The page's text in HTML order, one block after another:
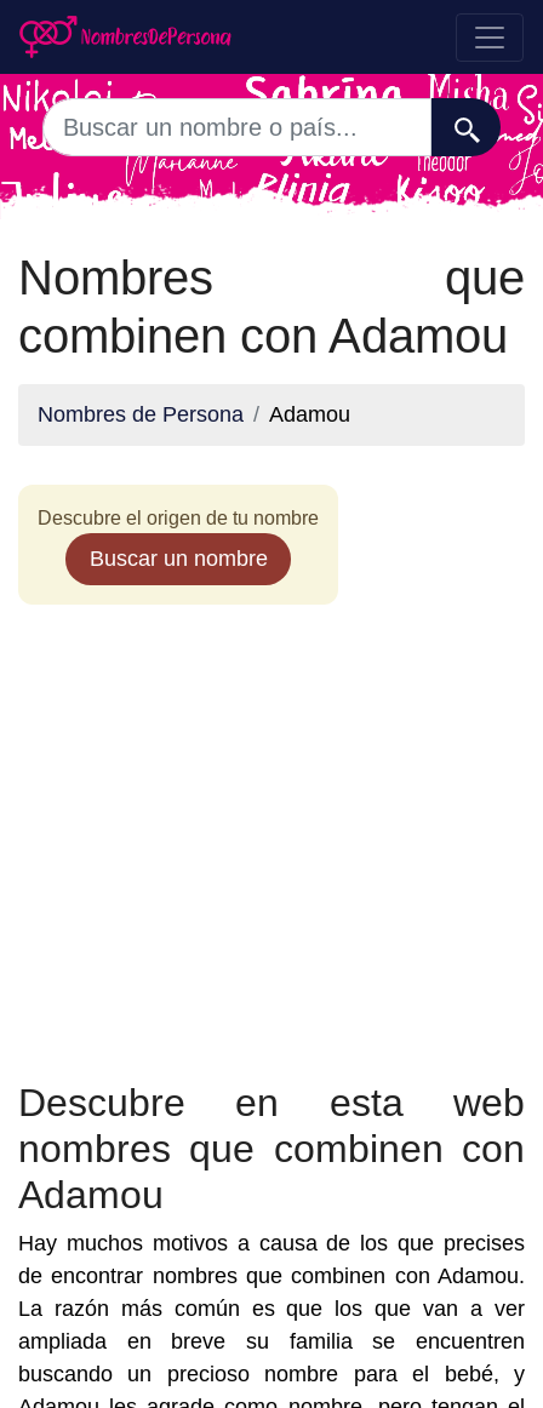
Nombres que
combinen con Adamou
Nombres de Persona Adamou
Descubre el origen de tu nombre
Buscar un nombre
Descubre en esta web
nombres que combinen con
Adamou
Hay muchos motivos a causa de los que precises
de encontrar nombres que combinen con Adamou.
La razón más común es que los que van a ver
ampliada en breve su familia se encuentren
buscando un precioso nombre para el bebé, y